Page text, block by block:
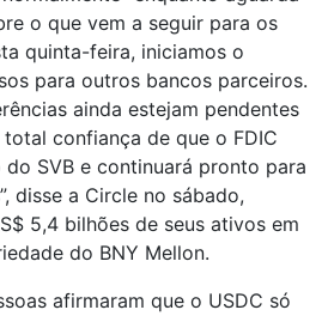
o que vem a seguir para os
quinta-feira, iniciamos o
para outros bancos parceiros.
ainda estejam pendentes
confiança de que o FDIC
SVB e continuará pronto para
disse a Circle no sábado,
5,4 bilhões de seus ativos em
do BNY Mellon.
afirmaram que o USDC só